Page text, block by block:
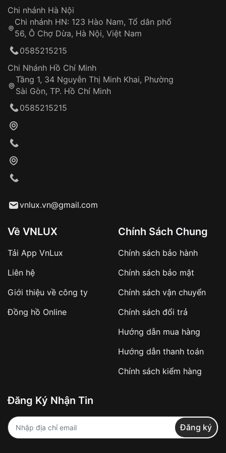
Hotline: 0585 215 215
Từ khóa SEO:
Khách hàng kiểm tra và thanh toán trực tiếp
Từ khóa SEO:
sản phẩm đặc biệt
hàng
Số tiền còn lại thanh toán khi nhận hàng hoặc
✔️ Đảm bảo xử lý đơn hàng nhanh chóng
✔️ Hạn chế tình trạng hủy đơn không mong
Từ khóa SEO:
Đảm bảo quyền lợi khách hàng
Đồng hành cùng khách hàng trong suốt quá
trình sử dụng
Chi nhánh Hà Nội
Chi nhánh HN: 123 Hào Nam, Tổ dân phố
56, Ô Chợ Dừa, Hà Nội, Việt Nam
0585215215
Chi Nhánh Hồ Chí Minh
Tầng 1, 34 Nguyễn Thị Minh Khai, Phường
Sài Gòn, TP. Hồ Chí Minh
0585215215
vnlux.vn@gmail.com
Về VNLUX
Tải App VnLux
Liên hệ
Giới thiệu về công ty
Đồng hồ Online
Chính Sách Chung
Chính sách bảo hành
Chính sách bảo mật
Chính sách vận chuyển
Chính sách đổi trả
Hướng dẫn mua hàng
Hướng dẫn thanh toán
Chính sách kiểm hàng
Đăng Ký Nhận Tin
Đăng ký